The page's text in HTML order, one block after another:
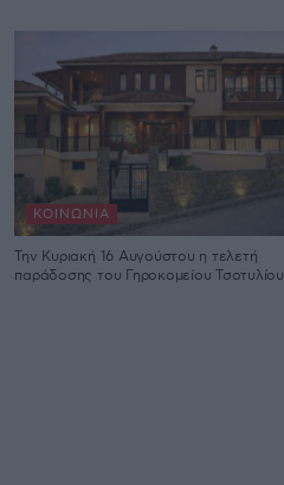
ΚΟΙΝΩΝΊΑ
Την Κυριακή 16 Αυγούστου η τελετή
παράδοσης του Γηροκομείου Τσοτυλίου